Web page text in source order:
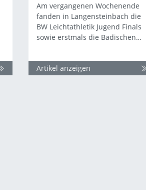
Am vergangenen Wochenende
fanden in Langensteinbach die
BW Leichtathletik Jugend Finals
sowie erstmals die Badischen…
Artikel anzeigen